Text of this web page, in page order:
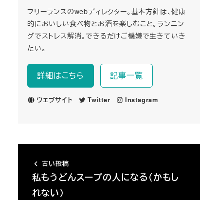
フリーランスのwebディレクター。基本方針は、健康
的においしい食べ物とお酒を楽しむこと。ランニン
グでストレス解消。できるだけご機嫌で生きていき
たい。
詳細はこちら 記事一覧
ウェブサイト Twitter Instagram
古い投稿
私もうどんスープの人になる（かもし
れない）